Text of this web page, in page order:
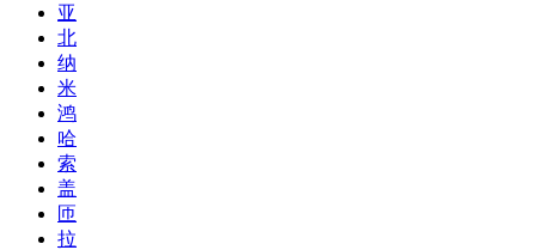
亚
北
纳
米
鸿
哈
索
盖
匝
拉